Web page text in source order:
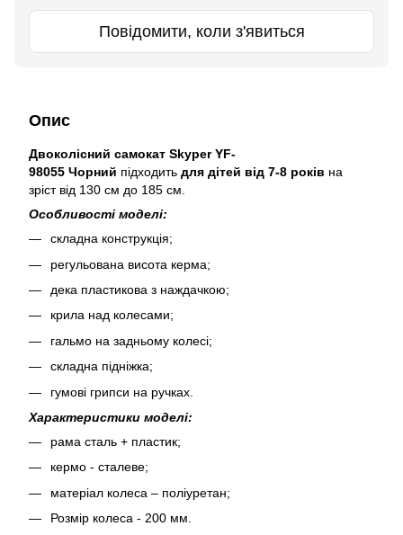
Повідомити, коли з'явиться
Опис
Двоколісний самокат Skyper YF-
98055 Чорний підходить для дітей від 7-8 років на
зріст від 130 см до 185 см.
Особливості моделі:
складна конструкція;
регульована висота керма;
дека пластикова з наждачкою;
крила над колесами;
гальмо на задньому колесі;
складна підніжка;
гумові грипси на ручках.
Характеристики моделі:
рама сталь + пластик;
кермо - сталеве;
матеріал колеса – поліуретан;
Розмір колеса - 200 мм.